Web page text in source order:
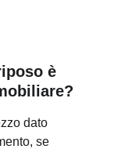
è
dato
se